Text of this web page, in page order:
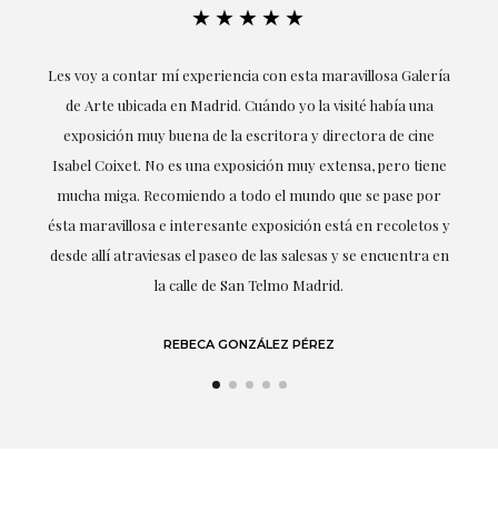
★★★★★
Les voy a contar mí experiencia con esta maravillosa Galería
de Arte ubicada en Madrid. Cuándo yo la visité había una
exposición muy buena de la escritora y directora de cine
Isabel Coixet. No es una exposición muy extensa, pero tiene
mucha miga. Recomiendo a todo el mundo que se pase por
ésta maravillosa e interesante exposición está en recoletos y
desde allí atraviesas el paseo de las salesas y se encuentra en
la calle de San Telmo Madrid.
REBECA GONZÁLEZ PÉREZ